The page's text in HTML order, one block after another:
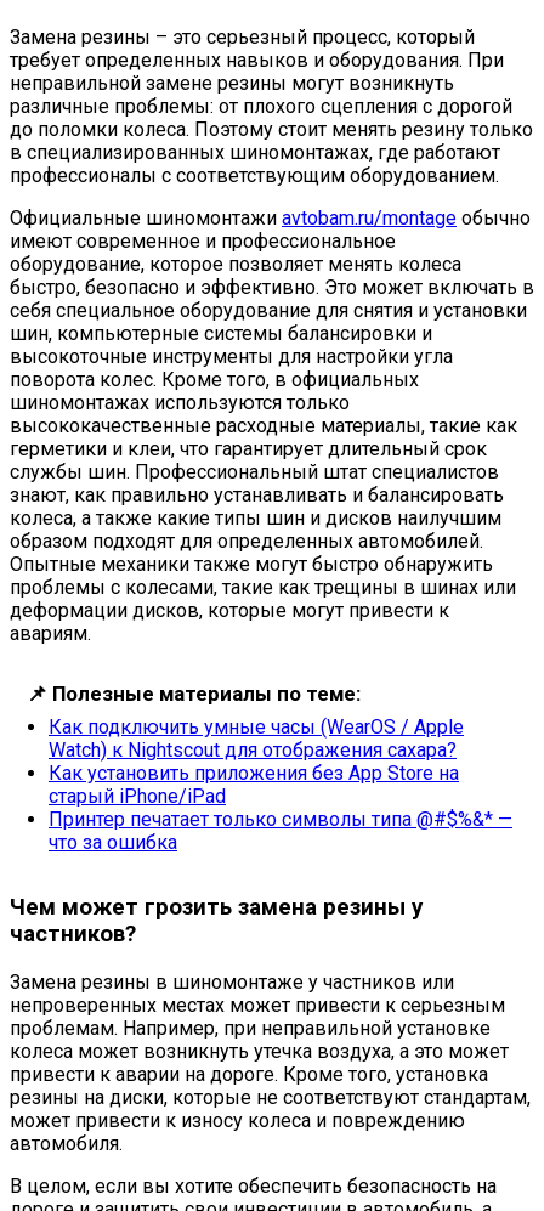
Замена резины – это серьезный процесс, который
требует определенных навыков и оборудования. При
неправильной замене резины могут возникнуть
различные проблемы: от плохого сцепления с дорогой
до поломки колеса. Поэтому стоит менять резину только
в специализированных шиномонтажах, где работают
профессионалы с соответствующим оборудованием.
Официальные шиномонтажи avtobam.ru/montage обычно
имеют современное и профессиональное
оборудование, которое позволяет менять колеса
быстро, безопасно и эффективно. Это может включать в
себя специальное оборудование для снятия и установки
шин, компьютерные системы балансировки и
высокоточные инструменты для настройки угла
поворота колес. Кроме того, в официальных
шиномонтажах используются только
высококачественные расходные материалы, такие как
герметики и клеи, что гарантирует длительный срок
службы шин. Профессиональный штат специалистов
знают, как правильно устанавливать и балансировать
колеса, а также какие типы шин и дисков наилучшим
образом подходят для определенных автомобилей.
Опытные механики также могут быстро обнаружить
проблемы с колесами, такие как трещины в шинах или
деформации дисков, которые могут привести к
авариям.
📌 Полезные материалы по теме:
Как подключить умные часы (WearOS / Apple
Watch) к Nightscout для отображения сахара?
Как установить приложения без App Store на
старый iPhone/iPad
Принтер печатает только символы типа @#$%&* —
что за ошибка
Чем может грозить замена резины у
частников?
Замена резины в шиномонтаже у частников или
непроверенных местах может привести к серьезным
проблемам. Например, при неправильной установке
колеса может возникнуть утечка воздуха, а это может
привести к аварии на дороге. Кроме того, установка
резины на диски, которые не соответствуют стандартам,
может привести к износу колеса и повреждению
автомобиля.
В целом, если вы хотите обеспечить безопасность на